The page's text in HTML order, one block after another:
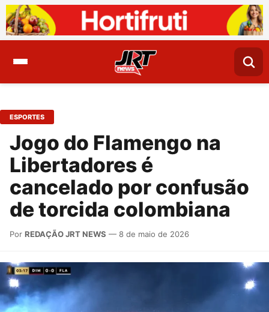
ESPORTES
Jogo do Flamengo na
Libertadores é
cancelado por confusão
de torcida colombiana
Por REDAÇÃO JRT NEWS — 8 de maio de 2026